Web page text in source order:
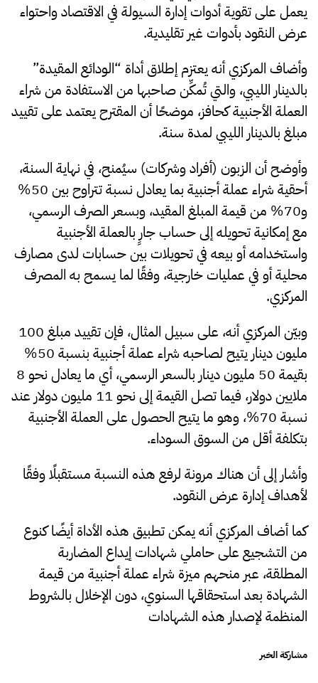
يعمل على تقوية أدوات إدارة السيولة في الاقتصاد واحتواء
عرض النقود بأدوات غير تقليدية.
وأضاف المركزي أنه يعتزم إطلاق أداة “الودائع المقيدة”
بالدينار الليبي، والتي تُمكِّن صاحبها من الاستفادة من شراء
العملة الأجنبية كحافز، موضحًا أن المقترح يعتمد على تقييد
مبلغ بالدينار الليبي لمدة سنة.
وأوضح أن الزبون (أفراد وشركات) سيُمنح، في نهاية السنة،
أحقية شراء عملة أجنبية بما يعادل نسبة تتراوح بين 50%
و70% من قيمة المبلغ المقيد، وبسعر الصرف الرسمي،
مع إمكانية تحويله إلى حساب جارٍ بالعملة الأجنبية
واستخدامه أو بيعه في تحويلات بين حسابات لدى مصارف
محلية أو في عمليات خارجية، وفقًا لما يسمح به المصرف
المركزي.
وبيّن المركزي أنه، على سبيل المثال، فإن تقييد مبلغ 100
مليون دينار يتيح لصاحبه شراء عملة أجنبية بنسبة 50%
بقيمة 50 مليون دينار بالسعر الرسمي، أي ما يعادل نحو 8
ملايين دولار، فيما تصل القيمة إلى نحو 11 مليون دولار عند
نسبة 70%، وهو ما يتيح الحصول على العملة الأجنبية
بتكلفة أقل من السوق السوداء.
وأشار إلى أن هناك مرونة لرفع هذه النسبة مستقبلًا وفقًا
لأهداف إدارة عرض النقود.
كما أضاف المركزي أنه يمكن تطبيق هذه الأداة أيضًا كنوع
من التشجيع على حاملي شهادات إيداع المضاربة
المطلقة، عبر منحهم ميزة شراء عملة أجنبية من قيمة
الشهادة بعد استحقاقها السنوي، دون الإخلال بالشروط
المنظمة لإصدار هذه الشهادات
مشاركة الخبر